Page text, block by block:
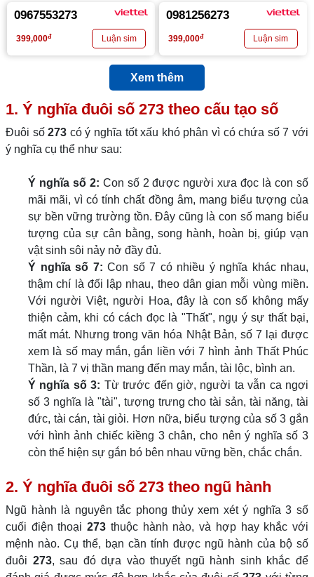
0967553273
399,000đ
0981256273
399,000đ
Xem thêm
1. Ý nghĩa đuôi số 273 theo cấu tạo số
Đuôi số273 có ý nghĩa tốt xấu khó phân vì có chứa số 7 với
ý nghĩa cụ thể như sau:
Ý nghĩa số 2: Con số 2 được người xưa đọc là con số
mãi mãi, vì có tính chất đồng âm, mang biểu tượng của
sự bền vững trường tồn. Đây cũng là con số mang biểu
tượng của sự cân bằng, song hành, hoàn bị, giúp vạn
vật sinh sôi nảy nở đầy đủ.
Ý nghĩa số 7: Con số 7 có nhiều ý nghĩa khác nhau,
thậm chí là đối lập nhau, theo dân gian mỗi vùng miền.
Với người Việt, người Hoa, đây là con số không mấy
thiện cảm, khi có cách đọc là "Thất", ngụ ý sự thất bại,
mất mát. Nhưng trong văn hóa Nhật Bản, số 7 lại được
xem là số may mắn, gắn liền với 7 hình ảnh Thất Phúc
Thần, là 7 vị thần mang đến may mắn, tài lộc, bình an.
Ý nghĩa số 3: Từ trước đến giờ, người ta vẫn ca ngợi
số 3 nghĩa là "tài", tượng trưng cho tài sản, tài năng, tài
đức, tài cán, tài giỏi. Hơn nữa, biểu tượng của số 3 gắn
với hình ảnh chiếc kiềng 3 chân, cho nên ý nghĩa số 3
còn thể hiện sự gắn bó bên nhau vững bền, chắc chắn.
2. Ý nghĩa đuôi số 273 theo ngũ hành
Ngũ hành là nguyên tắc phong thủy xem xét ý nghĩa 3 số
cuối điện thoại273 thuộc hành nào, và hợp hay khắc với
mệnh nào. Cụ thể, bạn cần tính được ngũ hành của bộ số
đuôi 273, sau đó dựa vào thuyết ngũ hành sinh khắc để